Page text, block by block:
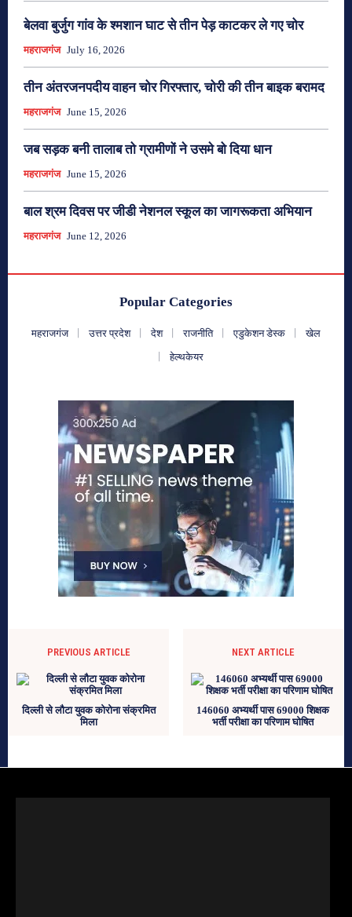
बेलवा बुर्जुग गांव के श्मशान घाट से तीन पेड़ काटकर ले गए चोर
महराजगंज July 16, 2026
तीन अंतरजनपदीय वाहन चोर गिरफ्तार, चोरी की तीन बाइक बरामद
महराजगंज June 15, 2026
जब सड़क बनी तालाब तो ग्रामीणों ने उसमे बो दिया धान
महराजगंज June 15, 2026
बाल श्रम दिवस पर जीडी नेशनल स्कूल का जागरूकता अभियान
महराजगंज June 12, 2026
Popular Categories
महराजगंज उत्तर प्रदेश देश राजनीति एडुकेशन डेस्क
खेल
हेल्थकेयर
PREVIOUS ARTICLE
दिल्ली से लौटा युवक कोरोना संक्रमित
मिला
NEXT ARTICLE
146060 अभ्यर्थी पास 69000 शिक्षक
भर्ती परीक्षा का परिणाम घोषित